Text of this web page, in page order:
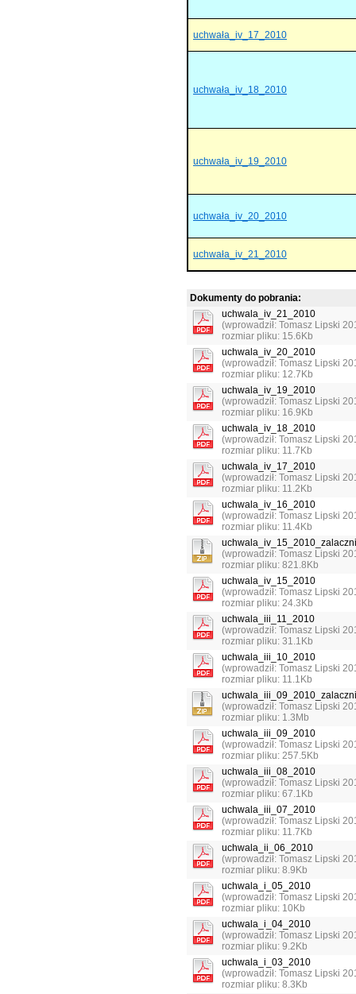
uchwała_iv_17_2010
uchwała_iv_18_2010
uchwała_iv_19_2010
uchwała_iv_20_2010
uchwała_iv_21_2010
Dokumenty do pobrania:
uchwala_iv_21_2010
(wprowadził: Tomasz Lipski
rozmiar pliku: 15.6Kb
uchwala_iv_20_2010
(wprowadził: Tomasz Lipski
rozmiar pliku: 12.7Kb
uchwala_iv_19_2010
(wprowadził: Tomasz Lipski
rozmiar pliku: 16.9Kb
uchwala_iv_18_2010
(wprowadził: Tomasz Lipski
rozmiar pliku: 11.7Kb
uchwala_iv_17_2010
(wprowadził: Tomasz Lipski
rozmiar pliku: 11.2Kb
uchwala_iv_16_2010
(wprowadził: Tomasz Lipski
rozmiar pliku: 11.4Kb
(wprowadził: Tomasz Lipski
rozmiar pliku: 821.8Kb
uchwala_iv_15_2010
(wprowadził: Tomasz Lipski
rozmiar pliku: 24.3Kb
uchwala_iii_11_2010
(wprowadził: Tomasz Lipski
rozmiar pliku: 31.1Kb
uchwala_iii_10_2010
(wprowadził: Tomasz Lipski
rozmiar pliku: 11.1Kb
(wprowadził: Tomasz Lipski
rozmiar pliku: 1.3Mb
uchwala_iii_09_2010
(wprowadził: Tomasz Lipski
rozmiar pliku: 257.5Kb
uchwala_iii_08_2010
(wprowadził: Tomasz Lipski
rozmiar pliku: 67.1Kb
uchwala_iii_07_2010
(wprowadził: Tomasz Lipski
rozmiar pliku: 11.7Kb
uchwala_ii_06_2010
(wprowadził: Tomasz Lipski
rozmiar pliku: 8.9Kb
uchwala_i_05_2010
(wprowadził: Tomasz Lipski
rozmiar pliku: 10Kb
uchwala_i_04_2010
(wprowadził: Tomasz Lipski
rozmiar pliku: 9.2Kb
uchwala_i_03_2010
(wprowadził: Tomasz Lipski
rozmiar pliku: 8.3Kb